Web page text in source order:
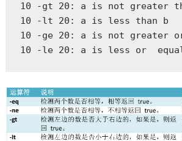
10 -gt 20: a is not greater
10 -lt 20: a is less than b
10 -ge 20: a is not greater
10 -le 20: a is less or